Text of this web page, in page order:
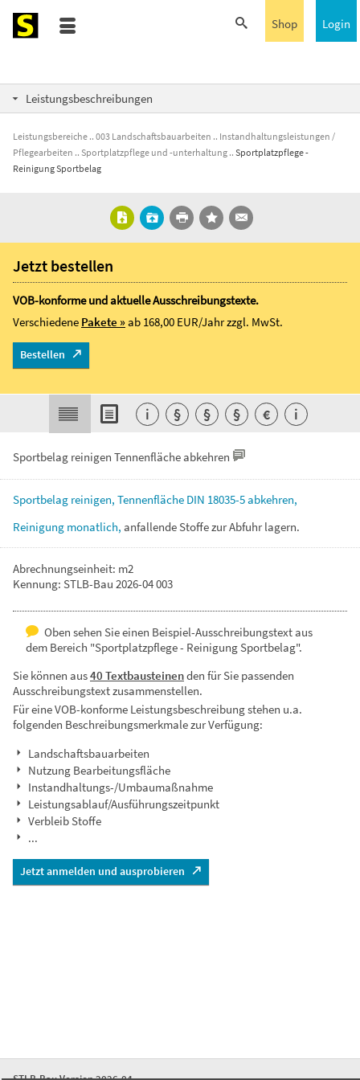
Login
Shop
Leistungsbeschreibungen
Leistungsbereiche 003 Landschaftsbauarbeiten
Instandhaltungsleistungen /
Pflegearbeiten
Sportplatzpflege und -unterhaltung
Sportplatzpflege -
Reinigung Sportbelag
Sportbelag reinigen Tennenfläche abkehren
Sportbelag reinigen, Tennenfläche DIN 18035-5abkehren,
Reinigung monatlich, anfallendeStoffezurAbfuhrlagern.
Abrechnungseinheit: m2
Kennung: STLB-Bau 2026-04 003
Oben sehen Sie einen Beispiel-Ausschreibungstext aus
dem Bereich "Sportplatzpflege - Reinigung Sportbelag".
Sie können aus40 Textbausteinenden für Sie passenden
Ausschreibungstext zusammenstellen.
Für eine VOB-konforme Leistungsbeschreibung stehen u.a.
folgenden Beschreibungsmerkmale zur Verfügung:
Landschaftsbauarbeiten
Nutzung Bearbeitungsfläche
Instandhaltungs-/Umbaumaßnahme
Leistungsablauf/Ausführungszeitpunkt
Verbleib Stoffe
...
Jetzt anmelden und ausprobieren
Jetzt bestellen
VOB-konforme und aktuelle Ausschreibungstexte.
Verschiedene Pakete »ab 168,00 EUR/Jahrzzgl. MwSt.
Bestellen
i § § § € i